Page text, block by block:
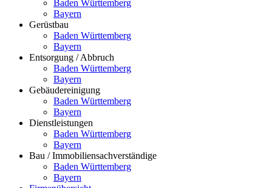
Baden Württemberg
Bayern
Gerüstbau
Baden Württemberg
Bayern
Entsorgung / Abbruch
Baden Württemberg
Bayern
Gebäudereinigung
Baden Württemberg
Bayern
Dienstleistungen
Baden Württemberg
Bayern
Bau / Immobiliensachverständige
Baden Württemberg
Bayern